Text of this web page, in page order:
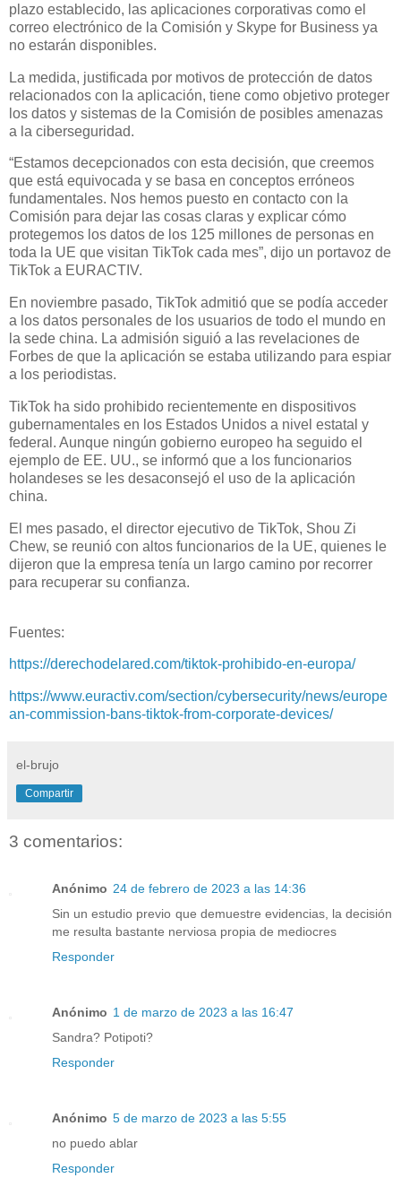
plazo establecido, las aplicaciones corporativas como el
correo electrónico de la Comisión y Skype for Business ya
no estarán disponibles.
La medida, justificada por motivos de protección de datos
relacionados con la aplicación, tiene como objetivo proteger
los datos y sistemas de la Comisión de posibles amenazas
a la ciberseguridad.
“Estamos decepcionados con esta decisión, que creemos
que está equivocada y se basa en conceptos erróneos
fundamentales. Nos hemos puesto en contacto con la
Comisión para dejar las cosas claras y explicar cómo
protegemos los datos de los 125 millones de personas en
toda la UE que visitan TikTok cada mes”, dijo un portavoz de
TikTok a EURACTIV.
En noviembre pasado, TikTok admitió que se podía acceder
a los datos personales de los usuarios de todo el mundo en
la sede china. La admisión siguió a las revelaciones de
Forbes de que la aplicación se estaba utilizando para espiar
a los periodistas.
TikTok ha sido prohibido recientemente en dispositivos
gubernamentales en los Estados Unidos a nivel estatal y
federal. Aunque ningún gobierno europeo ha seguido el
ejemplo de EE. UU., se informó que a los funcionarios
holandeses se les desaconsejó el uso de la aplicación
china.
El mes pasado, el director ejecutivo de TikTok, Shou Zi
Chew, se reunió con altos funcionarios de la UE, quienes le
dijeron que la empresa tenía un largo camino por recorrer
para recuperar su confianza.
Fuentes:
https://derechodelared.com/tiktok-prohibido-en-europa/
https://www.euractiv.com/section/cybersecurity/news/europe
an-commission-bans-tiktok-from-corporate-devices/
el-brujo
Compartir
3 comentarios:
Anónimo 24 de febrero de 2023 a las 14:36
Sin un estudio previo que demuestre evidencias, la decisión
me resulta bastante nerviosa propia de mediocres
Responder
Anónimo 1 de marzo de 2023 a las 16:47
Sandra? Potipoti?
Responder
Anónimo 5 de marzo de 2023 a las 5:55
no puedo ablar
Responder